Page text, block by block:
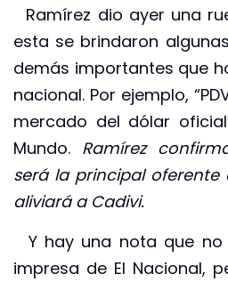
Ramírez dio ayer una
esta se brindaron
demás importantes que
nacional. Por ejemplo,
mercado del dólar
Mundo. Ramírez
será la principal
aliviará a Cadivi.
Y hay una nota que no
impresa de El Nacional,